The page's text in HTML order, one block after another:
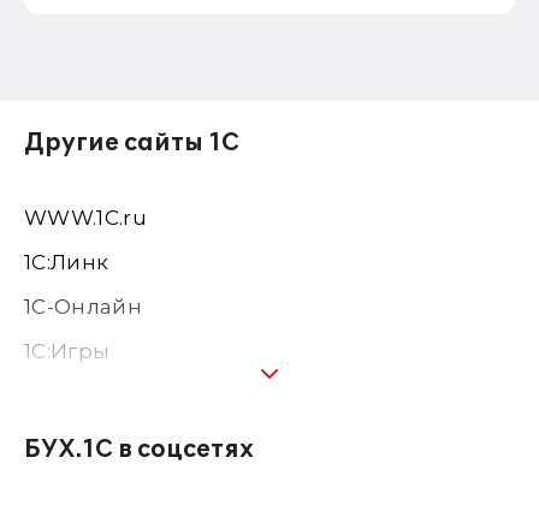
Другие сайты 1С
WWW.1С.ru
1С:Линк
1С-Онлайн
1C:Игры
1С:Консалтинг
БУХ.1С в соцсетях